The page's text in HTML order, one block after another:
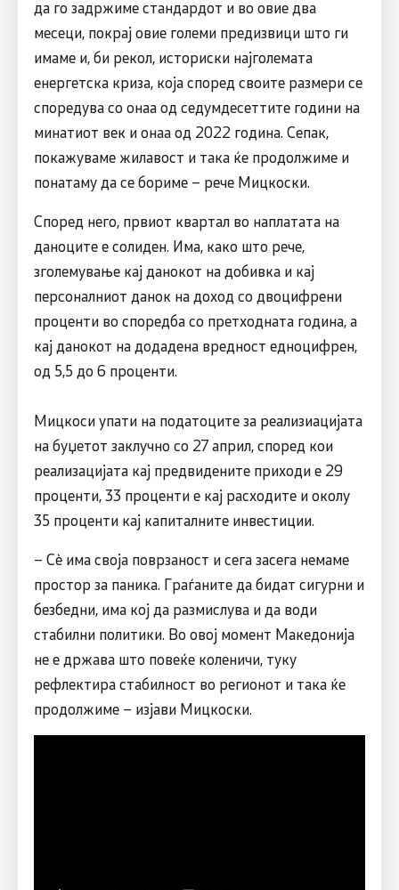
да го задржиме стандардот и во овие два
месеци, покрај овие големи предизвици што ги
имаме и, би рекол, историски најголемата
енергетска криза, која според своите размери се
споредува со онаа од седумдесеттите години на
минатиот век и онаа од 2022 година. Сепак,
покажуваме жилавост и така ќе продолжиме и
понатаму да се бориме – рече Мицкоски.
Според него, првиот квартал во наплатата на
даноците е солиден. Има, како што рече,
зголемување кај данокот на добивка и кај
персоналниот данок на доход со двоцифрени
проценти во споредба со претходната година, а
кај данокот на додадена вредност едноцифрен,
од 5,5 до 6 проценти.
Мицкоси упати на податоците за реализиацијата
на буџетот заклучно со 27 април, според кои
реализацијата кај предвидените приходи е 29
проценти, 33 проценти е кај расходите и околу
35 проценти кај капиталните инвестиции.
– Сè има своја поврзаност и сега засега немаме
простор за паника. Граѓаните да бидат сигурни и
безбедни, има кој да размислува и да води
стабилни политики. Во овој момент Македонија
не е држава што повеќе коленичи, туку
рефлектира стабилност во регионот и така ќе
продолжиме – изјави Мицкоски.